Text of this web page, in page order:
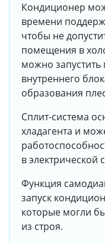
Кондиционер
времени
чтобы не
помещения в
можно
внутреннего
образования
Сплит-система
хладагента и
в электрической
Функция
запуск
которые могли
из строя.